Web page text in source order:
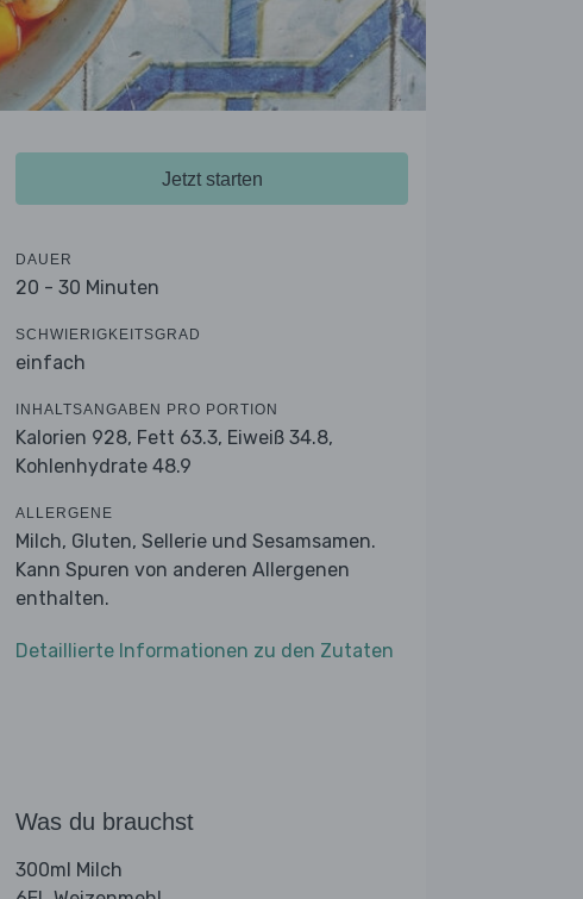
Jetzt starten
DAUER
20 - 30 Minuten
SCHWIERIGKEITSGRAD
einfach
INHALTSANGABEN PRO PORTION
Kalorien 928, Fett 63.3, Eiweiß 34.8,
Kohlenhydrate 48.9
ALLERGENE
Milch, Gluten, Sellerie und Sesamsamen.
Kann Spuren von anderen Allergenen
enthalten.
Detaillierte Informationen zu den Zutaten
Was du brauchst
300ml Milch